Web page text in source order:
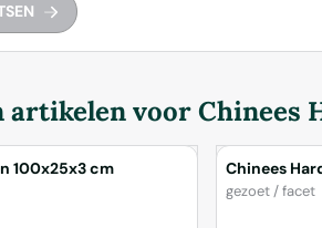
artikelen voorChinees
100x25x3 cm Chinees
Merk:
gezoet / facet